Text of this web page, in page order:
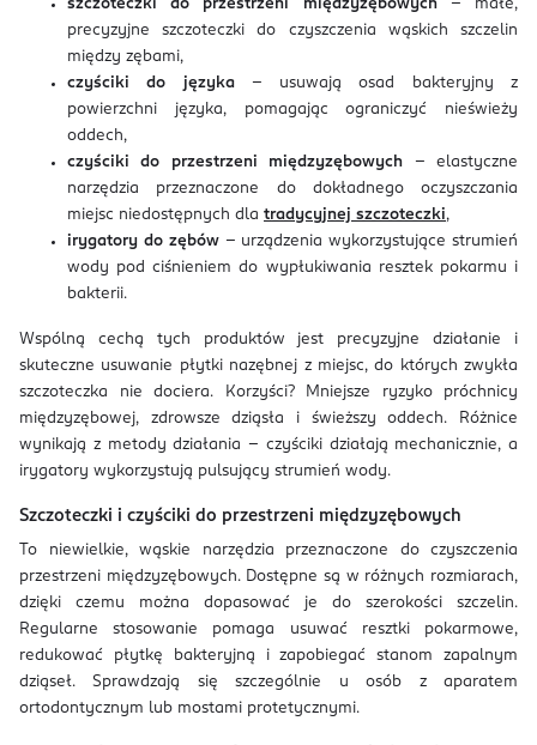
szczoteczki do przestrzeni międzyzębowych– małe,
precyzyjne szczoteczki do czyszczenia wąskich szczelin
między zębami,
czyściki do języka– usuwają osad bakteryjny z
powierzchni języka, pomagając ograniczyć nieświeży
oddech,
czyściki do przestrzeni międzyzębowych – elastyczne
narzędzia przeznaczone do dokładnego oczyszczania
miejsc niedostępnych dla tradycyjnej szczoteczki,
irygatory do zębów– urządzenia wykorzystujące strumień
wody pod ciśnieniem do wypłukiwania resztek pokarmu i
bakterii.
Wspólną cechą tych produktów jest precyzyjne działanie i
skuteczne usuwanie płytki nazębnej z miejsc, do których zwykła
szczoteczka nie dociera. Korzyści? Mniejsze ryzyko próchnicy
międzyzębowej, zdrowsze dziąsła i świeższy oddech. Różnice
wynikają z metody działania – czyściki działają mechanicznie, a
irygatory wykorzystują pulsujący strumień wody.
Szczoteczki i czyściki do przestrzeni międzyzębowych
To niewielkie, wąskie narzędzia przeznaczone do czyszczenia
przestrzeni międzyzębowych. Dostępne są w różnych rozmiarach,
dzięki czemu można dopasować je do szerokości szczelin.
Regularne stosowanie pomaga usuwać resztki pokarmowe,
redukować płytkę bakteryjną i zapobiegać stanom zapalnym
dziąseł. Sprawdzają się szczególnie u osób z aparatem
ortodontycznym lub mostami protetycznymi.